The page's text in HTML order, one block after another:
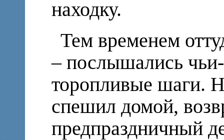
находку.
Тем временем
– послышались
торопливые шаги.
спешил домой,
предпраздничный